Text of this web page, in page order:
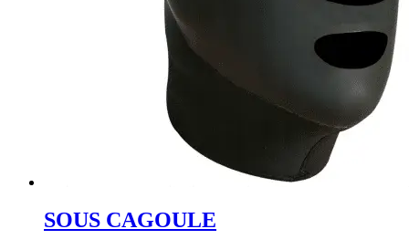
SOUS CAGOULE